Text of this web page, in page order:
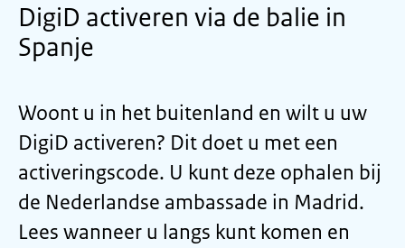
DigiD activeren via de balie in
Spanje
Woont u in het buitenland en wilt u uw
DigiD activeren? Dit doet u met een
activeringscode. U kunt deze ophalen bij
de Nederlandse ambassade in Madrid.
Lees wanneer u langs kunt komen en